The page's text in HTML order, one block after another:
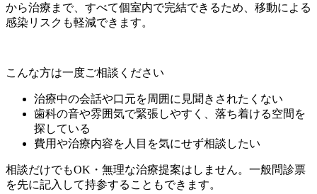
から治療まで、すべて個室内で完結できるため、移動による
感染リスクも軽減できます。
こんな方は一度ご相談ください
治療中の会話や口元を周囲に見聞きされたくない
歯科の音や雰囲気で緊張しやすく、落ち着ける空間を
探している
費用や治療内容を人目を気にせず相談したい
相談だけでもOK・無理な治療提案はしません。一般問診票
を先に記入して持参することもできます。